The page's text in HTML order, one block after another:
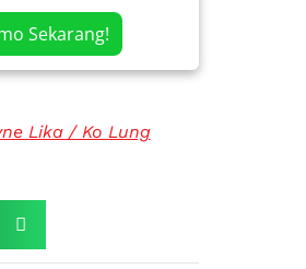
Sekarang!
Lika / Ko Lung